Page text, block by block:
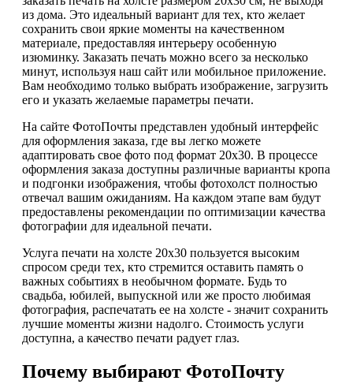
из дома. Это идеальный вариант для тех, кто желает
сохранить свои яркие моменты на качественном
материале, предоставляя интерьеру особенную
изюминку. Заказать печать можно всего за несколько
минут, используя наш сайт или мобильное приложение.
Вам необходимо только выбрать изображение, загрузить
его и указать желаемые параметры печати.
На сайте ФотоПочты представлен удобный интерфейс
для оформления заказа, где вы легко можете
адаптировать свое фото под формат 20х30. В процессе
оформления заказа доступны различные варианты кропа
и подгонки изображения, чтобы фотохолст полностью
отвечал вашим ожиданиям. На каждом этапе вам будут
предоставлены рекомендации по оптимизации качества
фотографии для идеальной печати.
Услуга печати на холсте 20х30 пользуется высоким
спросом среди тех, кто стремится оставить память о
важных событиях в необычном формате. Будь то
свадьба, юбилей, выпускной или же просто любимая
фотография, распечатать ее на холсте - значит сохранить
лучшие моменты жизни надолго. Стоимость услуги
доступна, а качество печати радует глаз.
Почему выбирают ФотоПочту